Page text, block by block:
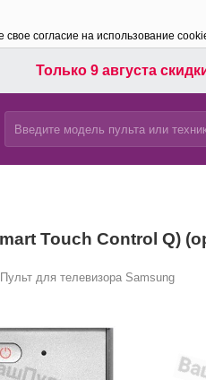
согласие на использование
Только 9 августа
Touch Control Q)
Пульт для телевизора Samsung